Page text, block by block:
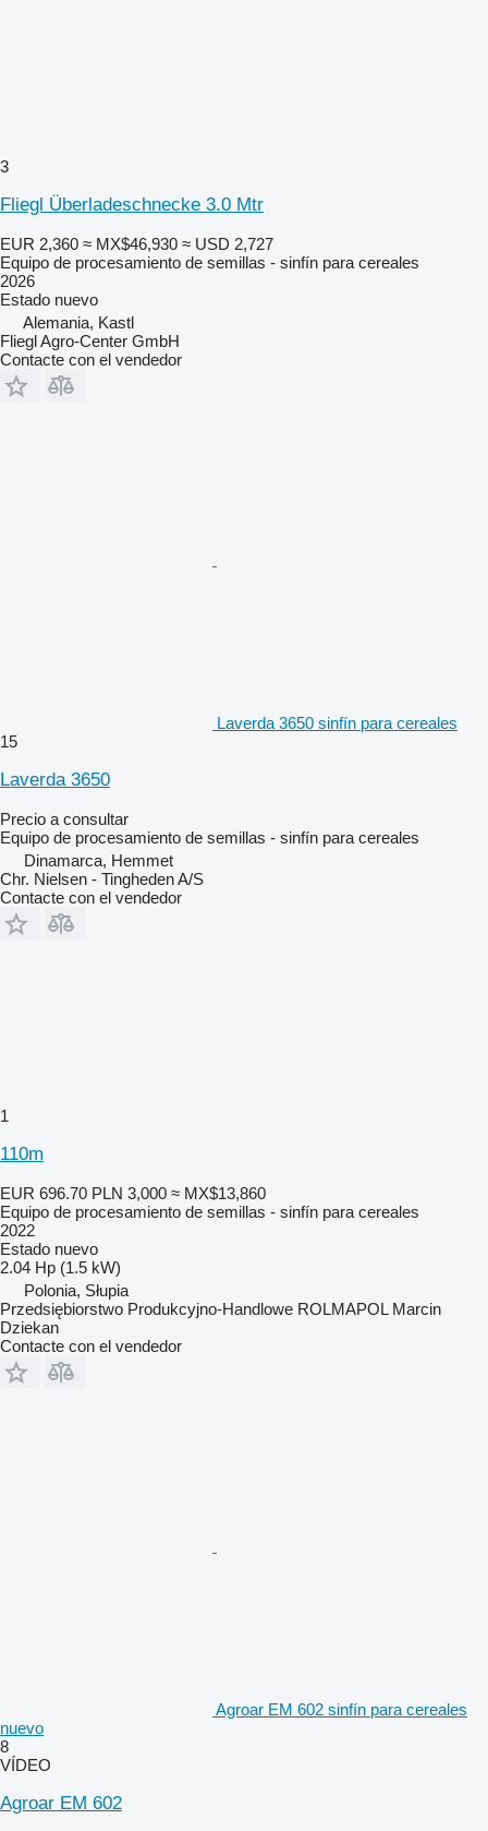
3
Fliegl Überladeschnecke 3.0 Mtr
EUR 2,360 ≈ MX$46,930 ≈ USD 2,727
Equipo de procesamiento de semillas - sinfín para cereales
2026
Estado nuevo
Alemania, Kastl
Fliegl Agro-Center GmbH
Contacte con el vendedor
Laverda 3650 sinfín para cereales
15
Laverda 3650
Precio a consultar
Equipo de procesamiento de semillas - sinfín para cereales
Dinamarca, Hemmet
Chr. Nielsen - Tingheden A/S
Contacte con el vendedor
1
110m
EUR 696.70 PLN 3,000 ≈ MX$13,860
Equipo de procesamiento de semillas - sinfín para cereales
2022
Estado nuevo
2.04 Hp (1.5 kW)
Polonia, Słupia
Przedsiębiorstwo Produkcyjno-Handlowe ROLMAPOL Marcin
Dziekan
Contacte con el vendedor
Agroar EM 602 sinfín para cereales
nuevo
8
VÍDEO
Agroar EM 602